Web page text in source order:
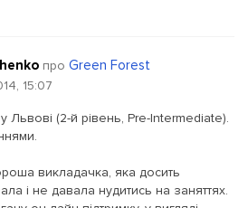
про Green Forest
15:07
Львові (2-й рівень, Pre-Intermediate).
викладачка, яка досить
і не давала нудитись на заняттях.